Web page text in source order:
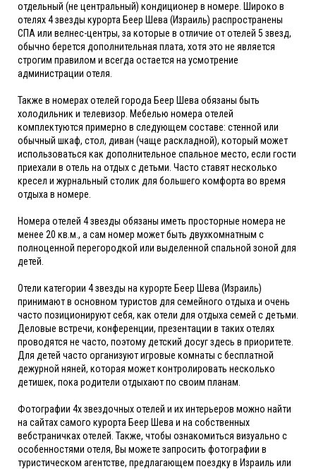
отдельный (не центральный) кондиционер в номере. Широко в
отелях 4 звезды курорта Беер Шева (Израиль) распространены
СПА или велнес-центры, за которые в отличие от отелей 5 звезд,
обычно берется дополнительная плата, хотя это не является
строгим правилом и всегда остается на усмотрение
администрации отеля.
Также в номерах отелей города Беер Шева обязаны быть
холодильник и телевизор. Мебелью номера отелей
комплектуются примерно в следующем составе: стенной или
обычный шкаф, стол, диван (чаще раскладной), который может
использоваться как дополнительное спальное место, если гости
приехали в отель на отдых с детьми. Часто ставят несколько
кресел и журнальный столик для большего комфорта во время
отдыха в номере.
Номера отелей 4 звезды обязаны иметь просторные номера не
менее 20 кв.м., а сам номер может быть двухкомнатным с
полноценной перегородкой или выделенной спальной зоной для
детей.
Отели категории 4 звезды на курорте Беер Шева (Израиль)
принимают в основном туристов для семейного отдыха и очень
часто позиционируют себя, как отели для отдыха семей с детьми.
Деловые встречи, конференции, презентации в таких отелях
проводятся не часто, поэтому детский досуг здесь в приоритете.
Для детей часто организуют игровые комнаты с бесплатной
дежурной няней, которая может контролировать несколько
детишек, пока родители отдыхают по своим планам.
Фотографии 4х звездочных отелей и их интерьеров можно найти
на сайтах самого курорта Беер Шева и на собственных
вебстраничках отелей. Также, чтобы ознакомиться визуально с
особенностями отеля, Вы можете запросить фотографии в
туристическом агентстве, предлагающем поездку в Израиль или